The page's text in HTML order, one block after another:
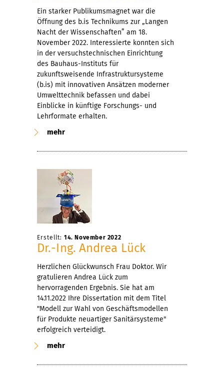
Ein starker Publikumsmagnet war die
Öffnung des b.is Technikums zur „Langen
Nacht der Wissenschaften” am 18.
November 2022. Interessierte konnten sich
in der versuchstechnischen Einrichtung
des Bauhaus-Instituts für
zukunftsweisende Infrastruktursysteme
(b.is) mit innovativen Ansätzen moderner
Umwelttechnik befassen und dabei
Einblicke in künftige Forschungs- und
Lehrformate erhalten.
mehr
Erstellt: 14. November 2022
Dr.-Ing. Andrea Lück
Herzlichen Glückwunsch Frau Doktor. Wir
gratulieren Andrea Lück zum
hervorragenden Ergebnis. Sie hat am
14.11.2022 Ihre Dissertation mit dem Titel
"Modell zur Wahl von Geschäftsmodellen
für Produkte neuartiger Sanitärsysteme"
erfolgreich verteidigt.
mehr